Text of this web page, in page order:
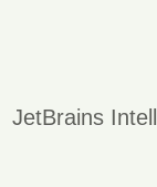
JetBrains